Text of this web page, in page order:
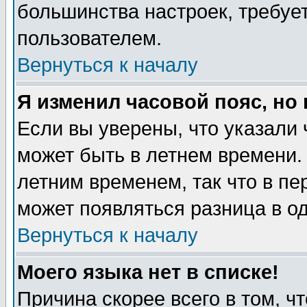
большинства настроек,
пользователем.
Вернуться к началу
Я изменил часовой пояс,
Если вы уверены, что указали
может быть в летнем
летним временем, так что в
может появляться разница в
Вернуться к началу
Моего языка нет в списке!
Причина скорее всего в том,